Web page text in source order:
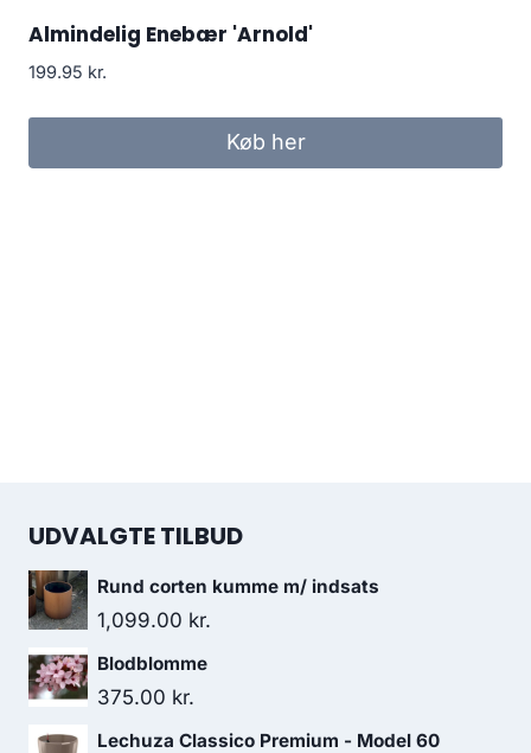
Almindelig Enebær 'Arnold'
199.95 kr.
Køb her
UDVALGTE TILBUD
Rund corten kumme m/ indsats
1,099.00 kr.
Blodblomme
375.00 kr.
Lechuza Classico Premium - Model 60